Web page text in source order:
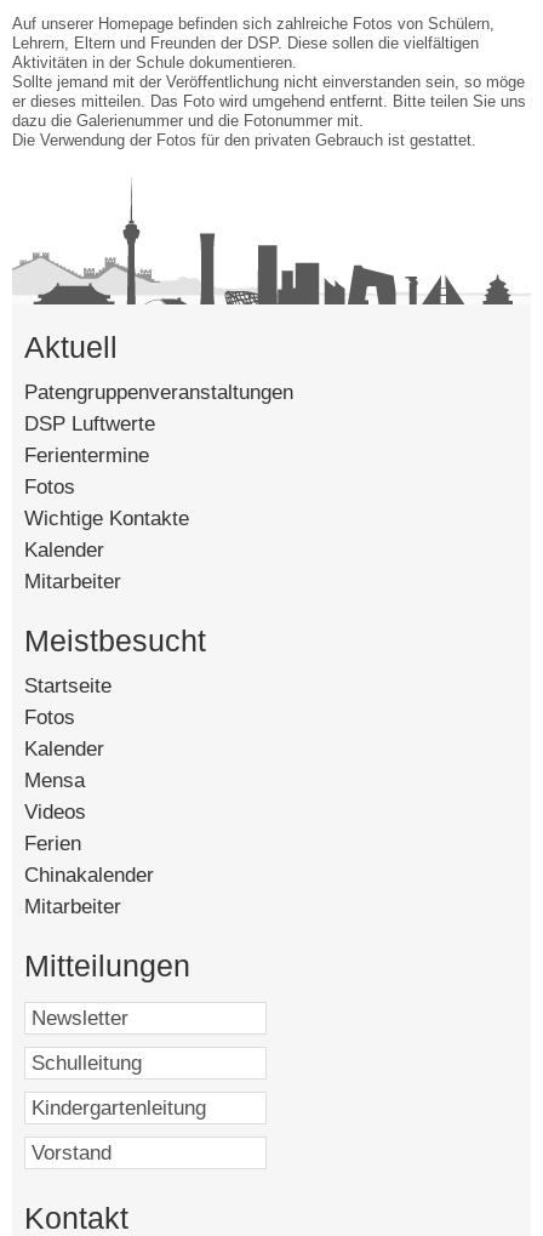
Auf unserer Homepage befinden sich zahlreiche Fotos von Schülern,
Lehrern, Eltern und Freunden der DSP. Diese sollen die vielfältigen
Aktivitäten in der Schule dokumentieren.
Sollte jemand mit der Veröffentlichung nicht einverstanden sein, so möge
er dieses mitteilen. Das Foto wird umgehend entfernt. Bitte teilen Sie uns
dazu die Galerienummer und die Fotonummer mit.
Die Verwendung der Fotos für den privaten Gebrauch ist gestattet.
Aktuell
Patengruppenveranstaltungen
DSP Luftwerte
Ferientermine
Fotos
Wichtige Kontakte
Kalender
Mitarbeiter
Meistbesucht
Startseite
Fotos
Kalender
Mensa
Videos
Ferien
Chinakalender
Mitarbeiter
Mitteilungen
Kontakt